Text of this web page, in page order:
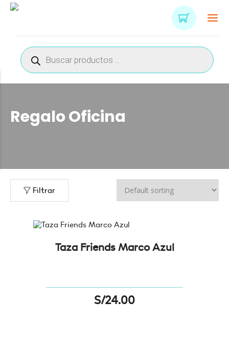
Búsqueda
de
productos
Regalo Oficina
Filtrar
Taza Friends Marco Azul
S/24.00